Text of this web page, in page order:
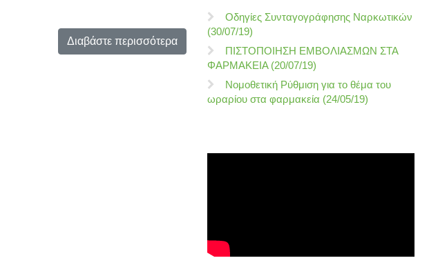
Διαβάστε περισσότερα
Οδηγίες Συνταγογράφησης Ναρκωτικών
(30/07/19)
ΠΙΣΤΟΠΟΙΗΣΗ ΕΜΒΟΛΙΑΣΜΩΝ ΣΤΑ
ΦΑΡΜΑΚΕΙΑ (20/07/19)
Νομοθετική Ρύθμιση για το θέμα του
ωραρίου στα φαρμακεία (24/05/19)